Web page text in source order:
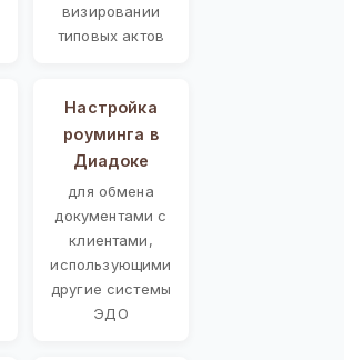
визировании
типовых актов
Настройка
роуминга в
Диадоке
для обмена
документами с
клиентами,
использующими
другие системы
ЭДО